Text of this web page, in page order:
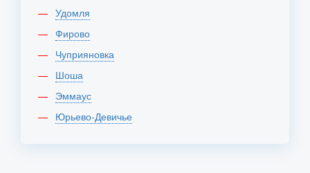
Удомля
Фирово
Чуприяновка
Шоша
Эммаус
Юрьево-Девичье